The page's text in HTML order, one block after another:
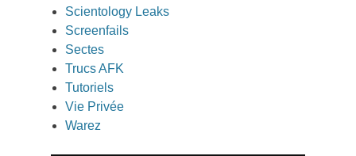
Scientology Leaks
Screenfails
Sectes
Trucs AFK
Tutoriels
Vie Privée
Warez